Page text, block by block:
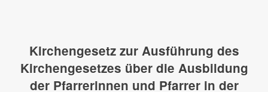
Kirchengesetz zur Ausführung des
Kirchengesetzes über die Ausbildung
der Pfarrerinnen und Pfarrer in der